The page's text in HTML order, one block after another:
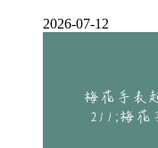
2026-07-12